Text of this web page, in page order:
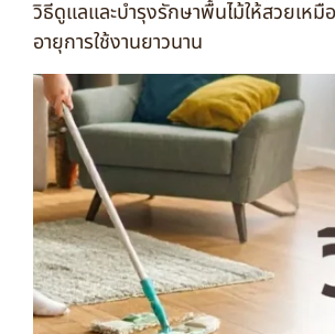
วิธีดูแลและบำรุงรักษาพื้นไม้ให้สวยเหมื
อายุการใช้งานยาวนาน